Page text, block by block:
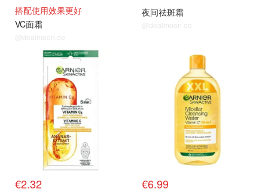
搭配使用效果更好
VC面霜
@dealmoon.de
夜间祛斑霜
@dealmoon.de
€2.32 €6.99